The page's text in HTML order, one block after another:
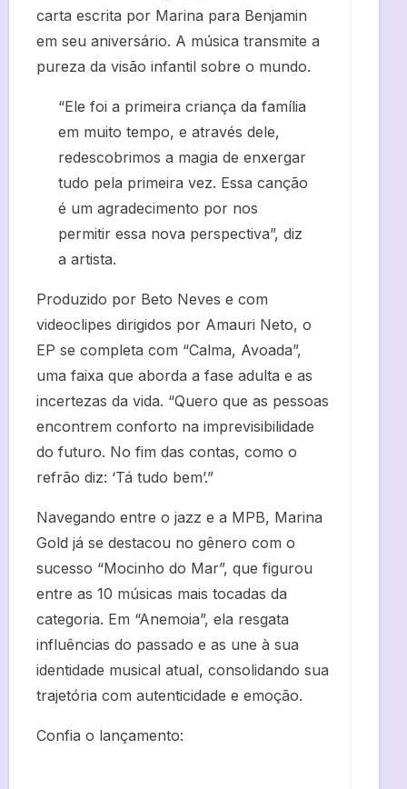
carta escrita por Marina para Benjamin
em seu aniversário. A música transmite a
pureza da visão infantil sobre o mundo.
“Ele foi a primeira criança da família
em muito tempo, e através dele,
redescobrimos a magia de enxergar
tudo pela primeira vez. Essa canção
é um agradecimento por nos
permitir essa nova perspectiva”, diz
a artista.
Produzido por Beto Neves e com
videoclipes dirigidos por Amauri Neto, o
EP se completa com “Calma, Avoada”,
uma faixa que aborda a fase adulta e as
incertezas da vida. “Quero que as pessoas
encontrem conforto na imprevisibilidade
do futuro. No fim das contas, como o
refrão diz: ‘Tá tudo bem’.”
Navegando entre o jazz e a MPB, Marina
Gold já se destacou no gênero com o
sucesso “Mocinho do Mar”, que figurou
entre as 10 músicas mais tocadas da
categoria. Em “Anemoia”, ela resgata
influências do passado e as une à sua
identidade musical atual, consolidando sua
trajetória com autenticidade e emoção.
Confia o lançamento: